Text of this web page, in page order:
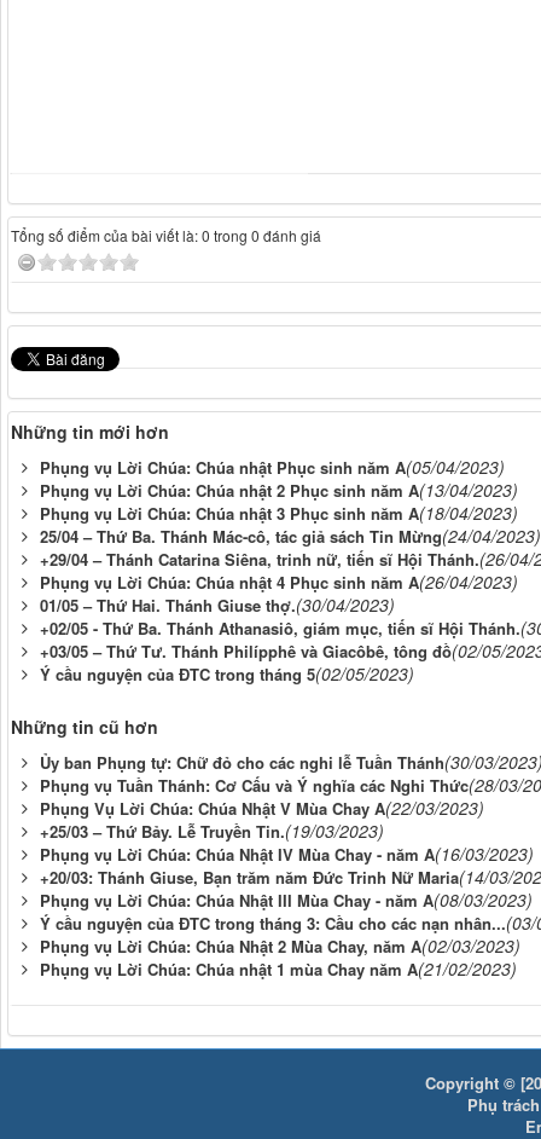
Tổng số điểm của bài viết là: 0 trong 0 đánh giá
Những tin mới hơn
Phụng vụ Lời Chúa: Chúa nhật Phục sinh năm A(05/04/2023)
Phụng vụ Lời Chúa: Chúa nhật 2 Phục sinh năm A(13/04/2023)
Phụng vụ Lời Chúa: Chúa nhật 3 Phục sinh năm A(18/04/2023)
25/04 – Thứ Ba. Thánh Mác-cô, tác giả sách Tin Mừng(24/04/2023)
+29/04 – Thánh Catarina Siêna, trinh nữ, tiến sĩ Hội Thánh.(26/04/
Phụng vụ Lời Chúa: Chúa nhật 4 Phục sinh năm A(26/04/2023)
01/05 – Thứ Hai. Thánh Giuse thợ.(30/04/2023)
+02/05 - Thứ Ba. Thánh Athanasiô, giám mục, tiến sĩ Hội Thánh.
+03/05 – Thứ Tư. Thánh Philípphê và Giacôbê, tông đồ(02/05/
Ý cầu nguyện của ĐTC trong tháng 5(02/05/2023)
Những tin cũ hơn
Ủy ban Phụng tự: Chữ đỏ cho các nghi lễ Tuần Thánh(30/03/
Phụng vụ Tuần Thánh: Cơ Cấu và Ý nghĩa các Nghi Thức(28/03/
Phụng Vụ Lời Chúa: Chúa Nhật V Mùa Chay A(22/03/2023)
+25/03 – Thứ Bảy. Lễ Truyền Tin.(19/03/2023)
Phụng vụ Lời Chúa: Chúa Nhật IV Mùa Chay - năm A(16/03/2023)
+20/03: Thánh Giuse, Bạn trăm năm Đức Trinh Nữ Maria(14/03/
Phụng vụ Lời Chúa: Chúa Nhật III Mùa Chay - năm A(08/03/2023)
Ý cầu nguyện của ĐTC trong tháng 3: Cầu cho các nạn nhân...
Phụng vụ Lời Chúa: Chúa Nhật 2 Mùa Chay, năm A(02/03/2023)
Phụng vụ Lời Chúa: Chúa nhật 1 mùa Chay năm A(21/02/2023)
Copyright ©
Phụ